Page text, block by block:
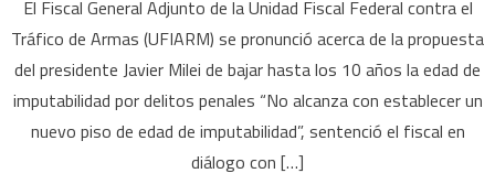
Da
Silva:
“No
El Fiscal General Adjunto de la Unidad Fiscal Federal contra el
Tráfico de Armas (UFIARM) se pronunció acerca de la propuesta
del presidente Javier Milei de bajar hasta los 10 años la edad de
imputabilidad por delitos penales “No alcanza con establecer un
nuevo piso de edad de imputabilidad”, sentenció el fiscal en
diálogo con […]